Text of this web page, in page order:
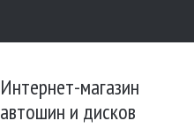
Интернет-магазин
автошин и дисков